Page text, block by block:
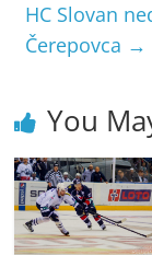
HC Slovan
Čerepovca →
You